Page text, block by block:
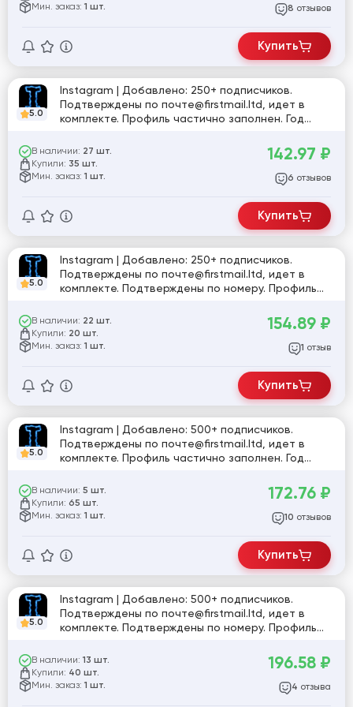
Мин. заказ: 1 шт. 8 отзывов
Купить
5.0
Instagram | Добавлено: 250+ подписчиков.
Подтверждены по почте@firstmail.ltd, идет в
комплекте. Профиль частично заполнен. Год
аутентификация. Страна регистрации: MIX.
В наличии: 27 шт.
Купили: 35 шт.
Мин. заказ: 1 шт.
142.97 ₽
6 отзывов
Купить
5.0
Instagram | Добавлено: 250+ подписчиков.
Подтверждены по почте@firstmail.ltd, идет в
комплекте. Подтверждены по номеру. Профиль
аутентификация. Страна регистрации: MIX.
В наличии: 22 шт.
Купили: 20 шт.
Мин. заказ: 1 шт.
154.89 ₽
1 отзыв
Купить
5.0
Instagram | Добавлено: 500+ подписчиков.
Подтверждены по почте@firstmail.ltd, идет в
комплекте. Профиль частично заполнен. Год
аутентификация. Страна регистрации: MIX.
В наличии: 5 шт.
Купили: 65 шт.
Мин. заказ: 1 шт.
172.76 ₽
10 отзывов
Купить
5.0
Instagram | Добавлено: 500+ подписчиков.
Подтверждены по почте@firstmail.ltd, идет в
комплекте. Подтверждены по номеру. Профиль
аутентификация. Страна регистрации: MIX.
В наличии: 13 шт.
Купили: 40 шт.
Мин. заказ: 1 шт.
196.58 ₽
4 отзыва